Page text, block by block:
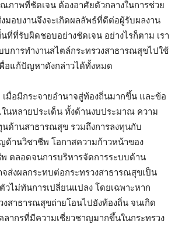
ภาพที่ชัดเจน ต้องอาศัยตัวกลางในการช่วย
มอบงานจึงจะเกิดผลลัพธ์ที่ดีต่อผู้รับผลงาน
ที่ที่รับผิดชอบอย่างชัดเจน อย่างไรก็ตาม เรา
บการทำงานสไตล์กระทรวงสาธารณสุขไปใช้
อแก้ปัญหาดังกล่าวได้ทั้งหมด
เมื่อมีกระจายอำนาจสู่ท้องถิ่นมากขึ้น และข้อ
นหลายประเด็น ทั้งด้านงบประมาณ ความ
นด้านสาธารณสุข รวมถึงการลงทุนกับ
ด้านวิชาชีพ โอกาสความก้าวหน้าของ
ตลอดจนการบริหารจัดการระบบด้าน
ส่งผลกระทบต่อกระทรวงสาธารณสุขเป็น
วไม่ทันการเปลี่ยนแปลง โดยเฉพาะหาก
งสาธารณสุขถ่ายโอนไปยังท้องถิ่น จนเกิด
ากรที่มีความเชี่ยวชาญมากขึ้นในกระทรวง